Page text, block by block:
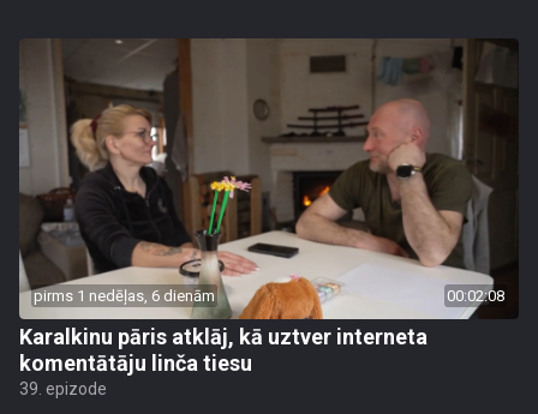
pirms 1 nedēļas, 6 dienām 00:02:08
Karalkinu pāris atklāj, kā uztver interneta
komentātāju linča tiesu
39. epizode